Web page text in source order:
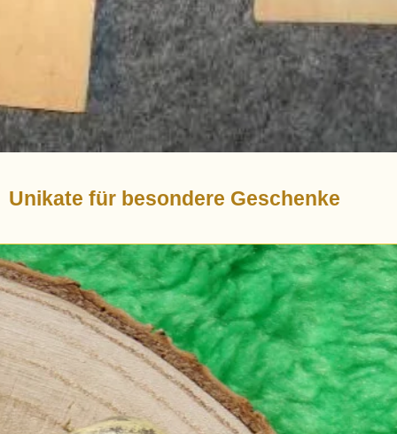
Unikate für besondere Geschenke